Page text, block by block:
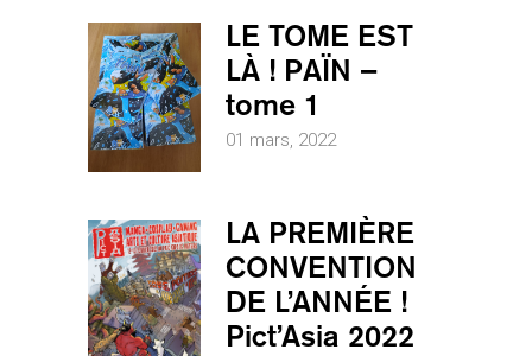
LE TOME EST
LÀ ! PAÏN –
tome 1
01 mars, 2022
LA PREMIÈRE
CONVENTION
DE L’ANNÉE !
Pict’Asia 2022